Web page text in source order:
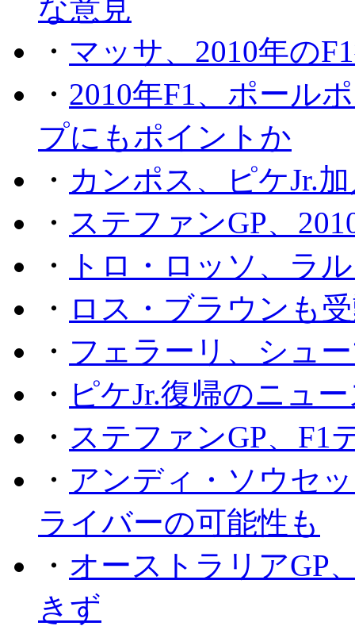
な意見
・ マッサ、2010年の
・ 2010年F1、ポール
プにもポイントか
・ カンポス、ピケJr.
・ ステファンGP、
・
トロ・ロッソ、ラ
・ ロス・ブラウンも
・ フェラーリ、シュ
・ ピケJr.復帰のニュ
・ ステファンGP、F1
・ アンディ・ソウセ
ライバーの可能性も
・ オーストラリアGP
きず